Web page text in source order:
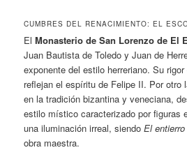
CUMBRES DEL RENACIMIENTO: EL
ElMonasterio de San Lorenzo de El
Juan Bautista de Toledo y Juan de
exponente del estilo herreriano. Su
reflejan el espíritu de Felipe II. Por otro
en la tradición bizantina y veneciana,
estilo místico caracterizado por figuras
una iluminación irreal, siendoEl
obra maestra.